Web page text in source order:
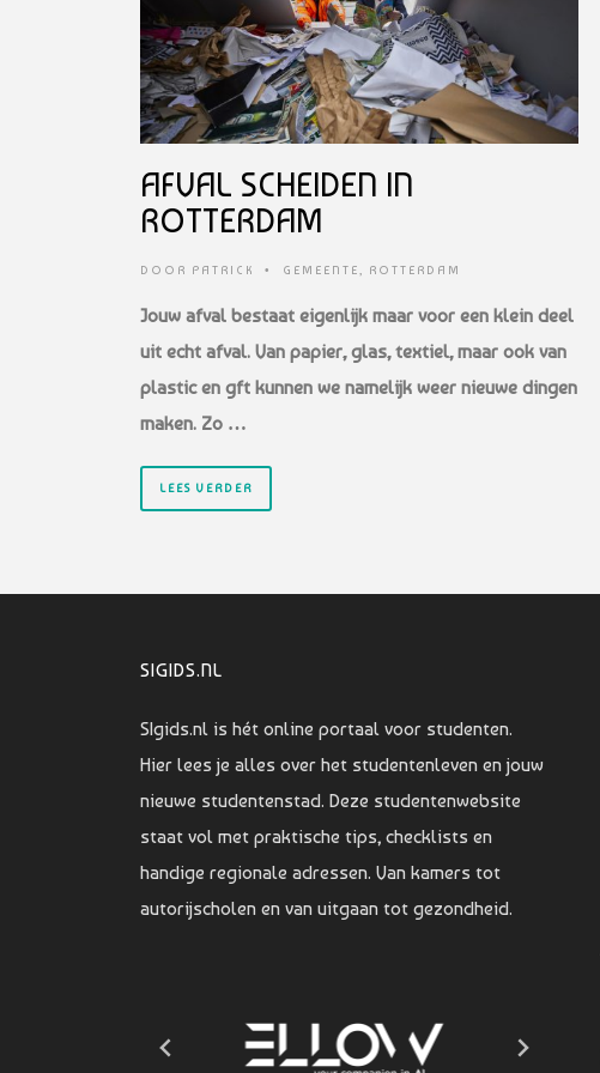
AFVAL SCHEIDEN IN
ROTTERDAM
DOOR PATRICK • GEMEENTE ROTTERDAM
Jouw afval bestaat eigenlijk maar voor een klein deel
uit echt afval. Van papier, glas, textiel, maar ook van
plastic en gft kunnen we namelijk weer nieuwe dingen
maken. Zo …
LEES VERDER
SIGIDS.NL
SIgids.nl is hét online portaal voor studenten.
Hier lees je alles over het studentenleven en jouw
nieuwe studentenstad. Deze studentenwebsite
staat vol met praktische tips, checklists en
handige regionale adressen. Van kamers tot
autorijscholen en van uitgaan tot gezondheid.